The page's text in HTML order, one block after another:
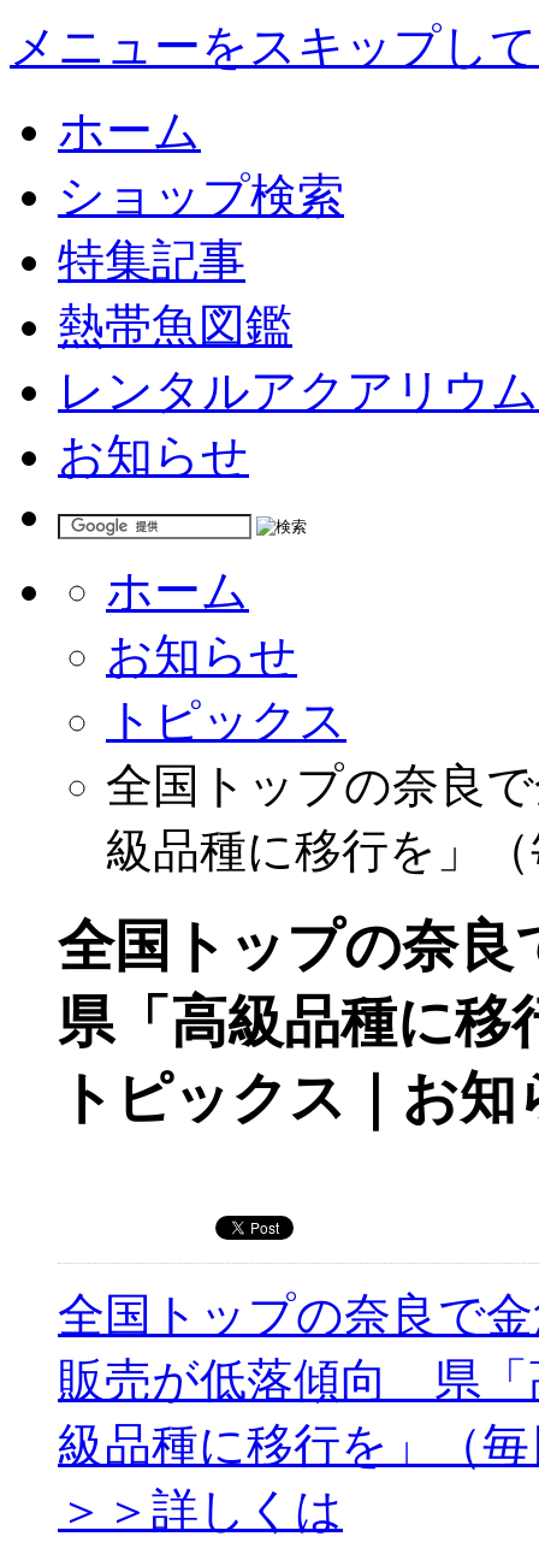
メニューをスキップし
ホーム
ショップ検索
特集記事
熱帯魚図鑑
レンタルアクアリウム
お知らせ
ホーム
お知らせ
トピックス
全国トップの奈良
級品種に移行を」
全国トップの奈
県「高級品種に移
トピックス｜お知
全国トップの奈良で
販売が低落傾向 県「
級品種に移行を」（
＞＞詳しくは